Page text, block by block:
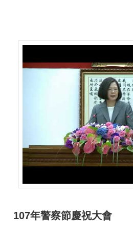
107年警察節慶祝大會